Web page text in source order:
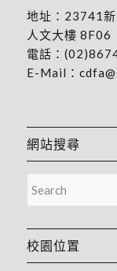
地址： 23741
人文大樓 8F06
電話：
E-Mail：
網站搜尋
校園位置